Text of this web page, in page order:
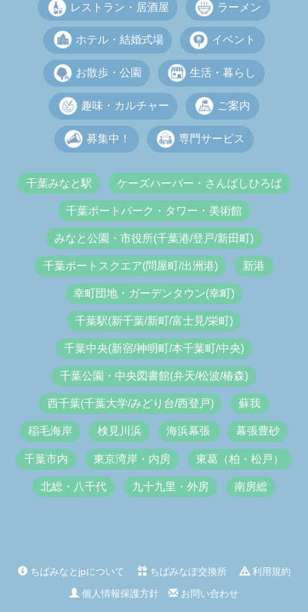
レストラン・居酒屋 ラーメン
ホテル・結婚式場 イベント
お散歩・公園 生活・暮らし
趣味・カルチャー ご案内
募集中！ 専門サービス
千葉みなと駅 ケーズハーバー・さんばしひろば
千葉ポートパーク・タワー・美術館
みなと公園・市役所(千葉港/登戸/新田町)
千葉ポートスクエア(問屋町/出洲港) 新港
幸町団地・ガーデンタウン(幸町)
千葉駅(新千葉/新町/富士見/栄町)
千葉中央(新宿/神明町/本千葉町/中央)
千葉公園・中央図書館(弁天/松波/椿森)
西千葉(千葉大学/みどり台/西登戸) 蘇我
稲毛海岸 検見川浜 海浜幕張 幕張豊砂
千葉市内 東京湾岸・内房 東葛（柏・松戸）
北総・八千代 九十九里・外房 南房総
ちばみなとjpについて ちばみなぽ交換所
利用規約
個人情報保護方針
お問い合わせ